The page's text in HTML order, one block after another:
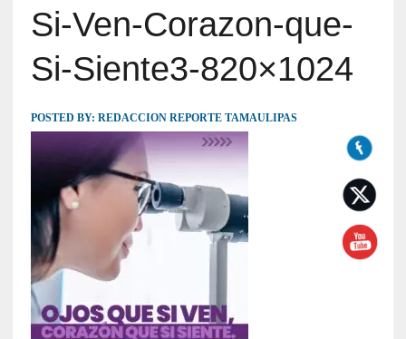
Si-Ven-Corazon-que-
Si-Siente3-820×1024
POSTED BY: REDACCION REPORTE TAMAULIPAS